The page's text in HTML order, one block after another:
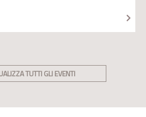
TUTTI GLI EVENTI